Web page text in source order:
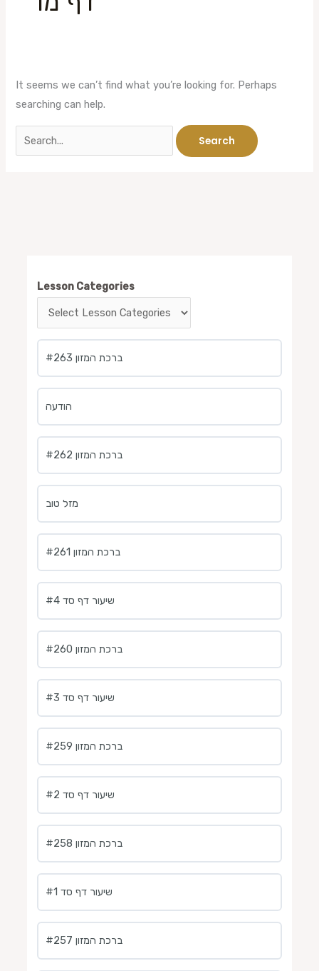
Lesson Categories
ברכת המזון #263
הודעה
ברכת המזון #262
מזל טוב
ברכת המזון #261
שיעור דף סד #4
ברכת המזון #260
שיעור דף סד #3
ברכת המזון #259
שיעור דף סד #2
#258 ברכת המזון
שיעור דף סד #1
ברכת המזון #257
It seems we can’t find what you’re looking for. Perhaps
searching can help.